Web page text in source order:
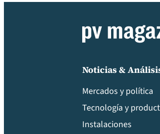
Noticias &
Mercados y política
Tecnología y
Instalaciones